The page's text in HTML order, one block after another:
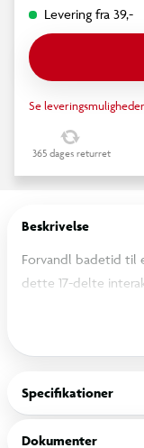
Levering fra 39,-
Se leveringsmuligheder
365 dages returret
Beskrivelse
Forvandl badetid til
dette 17-delte
eksperimenterer
mens de bygger
Nøglefunktioner: -17-
Specifikationer
Dokumenter